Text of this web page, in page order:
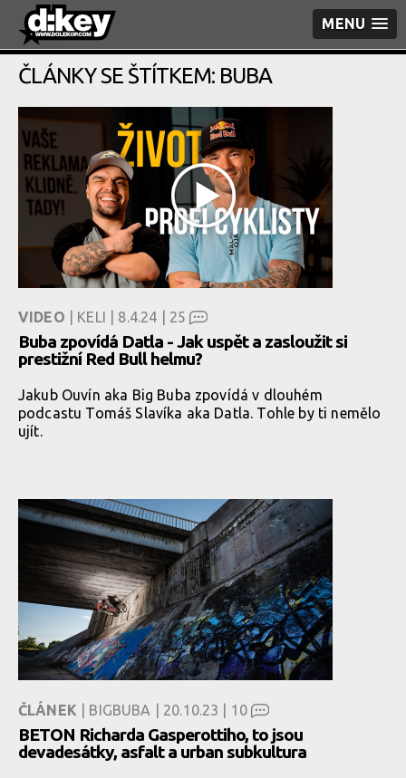
MENU
ČLÁNKY SE ŠTÍTKEM: BUBA
VIDEO | KELI | 8.4.24 | 25
Buba zpovídá Datla - Jak uspět a zasloužit si
prestižní Red Bull helmu?
Jakub Ouvín aka Big Buba zpovídá v dlouhém
podcastu Tomáš Slavíka aka Datla. Tohle by ti nemělo
ujít.
ČLÁNEK | BIGBUBA | 20.10.23 | 10
BETON Richarda Gasperottiho, to jsou
devadesátky, asfalt a urban subkultura